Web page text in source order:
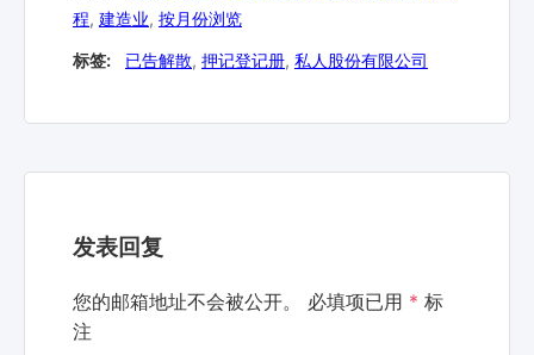
程, 建造业, 按月份浏览
标签: 已告解散, 押记登记册, 私人股份有限公司
发表回复
您的邮箱地址不会被公开。 必填项已用 * 标
注